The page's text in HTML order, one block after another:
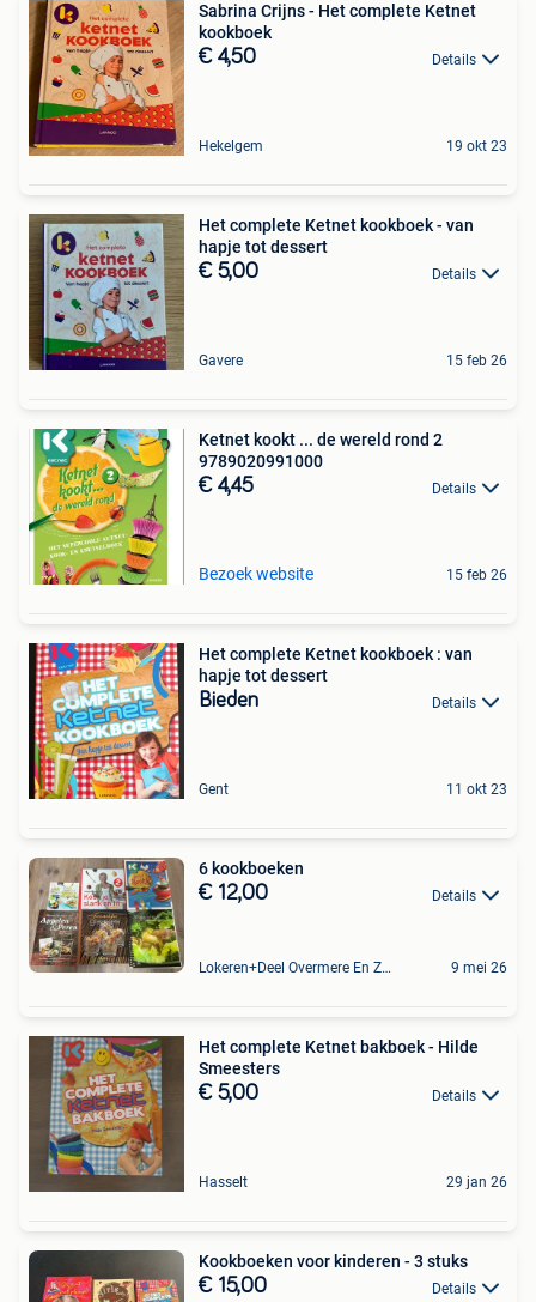
Sabrina Crijns - Het complete Ketnet
kookboek
€ 4,50 Details
Hekelgem 19 okt 23
Het complete Ketnet kookboek - van
hapje tot dessert
€ 5,00 Details
Gavere 15 feb 26
Ketnet kookt ... de wereld rond 2
9789020991000
€ 4,45 Details
Bezoek website 15 feb 26
Het complete Ketnet kookboek : van
hapje tot dessert
Bieden Details
Gent 11 okt 23
6 kookboeken
€ 12,00 Details
Lokeren+Deel Overmere En Zele 9 mei 26
Het complete Ketnet bakboek - Hilde
Smeesters
€ 5,00 Details
Hasselt 29 jan 26
Kookboeken voor kinderen - 3 stuks
€ 15,00 Details